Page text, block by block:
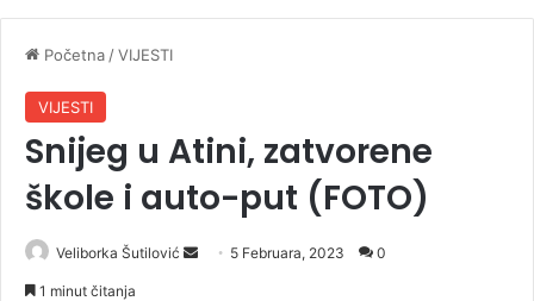
Početna /VIJESTI
VIJESTI
Snijeg u Atini, zatvorene
škole i auto-put (FOTO)
Veliborka Šutilović 5 Februara, 2023 0
1 minut čitanja